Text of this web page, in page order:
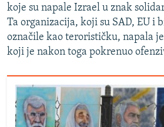
koje su napale Izrael u znak
Ta organizacija, koji su SAD, EU i
označile kao terorističku, napala
koji je nakon toga pokrenuo